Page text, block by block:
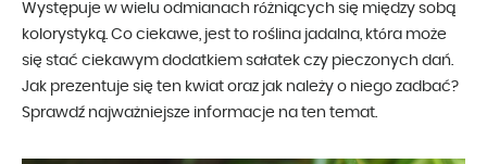
Występuje w wielu odmianach różniących się między sobą
kolorystyką. Co ciekawe, jest to roślina jadalna, która może
się stać ciekawym dodatkiem sałatek czy pieczonych dań.
Jak prezentuje się ten kwiat oraz jak należy o niego zadbać?
Sprawdź najważniejsze informacje na ten temat.